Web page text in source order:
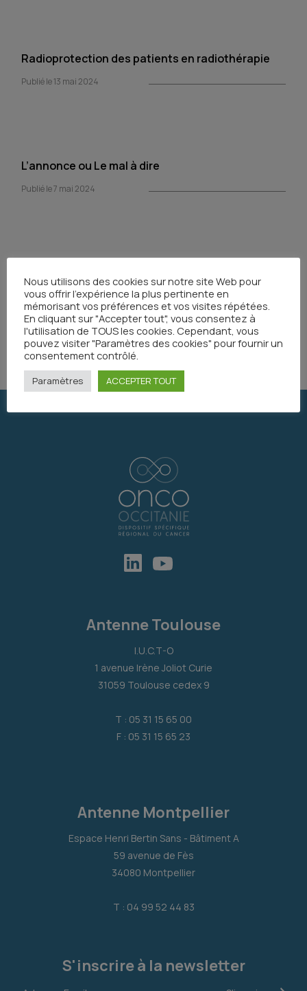
Radioprotection des patients en radiothérapie
Publié le 13 mai 2024
L’annonce ou Le mal à dire
Publié le 7 mai 2024
Partager
Antenne Toulouse
I.U.C.T-O
1 avenue Irène Joliot Curie
31059 Toulouse cedex 9
T : 05 31 15 65 00
F : 05 31 15 65 23
Antenne Montpellier
Espace Henri Bertin Sans - Bâtiment A
59 avenue de Fès
34080 Montpellier
T : 04 99 52 44 83
S'inscrire à la newsletter
Nous utilisons des cookies sur notre site Web pour
vous offrir l'expérience la plus pertinente en
mémorisant vos préférences et vos visites répétées.
En cliquant sur "Accepter tout", vous consentez à
l'utilisation de TOUS les cookies. Cependant, vous
pouvez visiter "Paramètres des cookies" pour fournir un
consentement contrôlé.
Paramètres ACCEPTER TOUT